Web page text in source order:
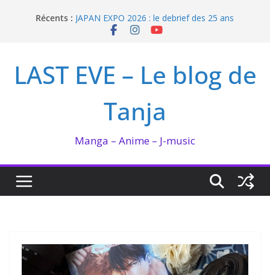
Récents : JAPAN EXPO 2026 : le debrief des 25 ans
Bilan lecture et visionnage de juillet 2026
Enomoto n’est pas un ange
LAST EVE – Le blog de
Tanja
Manga – Anime – J-music